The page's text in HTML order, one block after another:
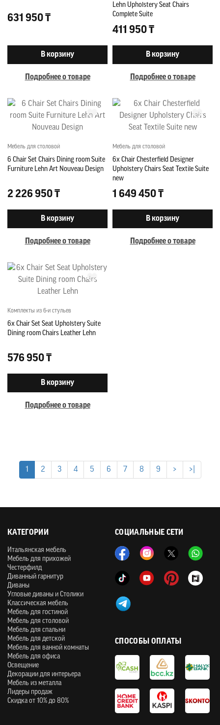
631 950 ₸
В корзину
Подробнее о товаре
Lehn Upholstery Seat Chairs
Complete Suite
411 950 ₸
В корзину
Подробнее о товаре
Мебель для столовой
6 Chair Set Chairs Dining room Suite
Furniture Lehn Art Nouveau Design
2 226 950 ₸
В корзину
Подробнее о товаре
Мебель для столовой
6x Chair Chesterfield Designer
Upholstery Chairs Seat Textile Suite
new
1 649 450 ₸
В корзину
Подробнее о товаре
Комплекты из 6-и стульев
6x Chair Set Seat Upholstery Suite
Dining room Chairs Leather Lehn
576 950 ₸
В корзину
Подробнее о товаре
1 2 3 4 5 6 7 8 9 > >|
СОЦИАЛЬНЫЕ СЕТИ
КАТЕГОРИИ
Итальянская мебель
Мебель для прихожей
Честерфилд
Диванный гарнитур
Диваны
Угловые диваны и Столики
Классическая мебель
Мебель для гостиной
Мебель для столовой
Мебель для спальни
Мебель для детской
Мебель для ванной комнаты
Мебель для офиса
Освещение
Декорации для интерьера
Мебель из металла
Лидеры продаж
Скидка от 10% до 80%
СПОСОБЫ ОПЛАТЫ